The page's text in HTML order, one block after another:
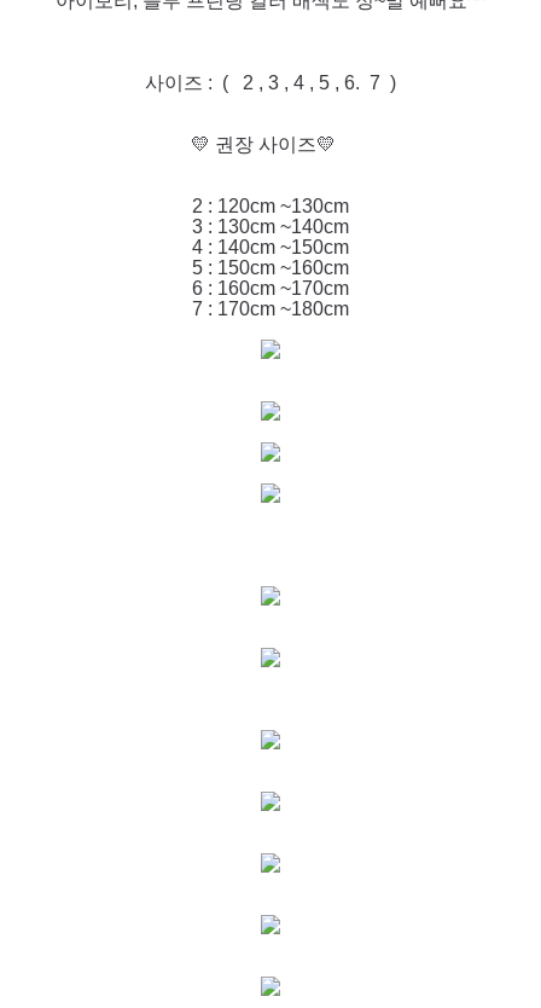
사이즈 : ( 2 , 3 , 4 , 5 , 6. 7 )
💛 권장 사이즈💛
2 : 120cm ~130cm
3 : 130cm ~140cm
4 : 140cm ~150cm
5 : 150cm ~160cm
6 : 160cm ~170cm
7 : 170cm ~180cm